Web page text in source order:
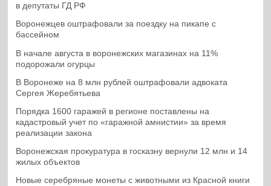
в депутаты ГД РФ
Воронежцев оштрафовали за поездку на пикапе с
бассейном
В начале августа в воронежских магазинах на 11%
подорожали огурцы
В Воронеже на 8 млн рублей оштрафовали адвоката
Сергея Жеребятьева
Порядка 1600 гаражей в регионе поставлены на
кадастровый учет по «гаражной амнистии» за время
реализации закона
Воронежская прокуратура в госказну вернули 12 млн и 14
жилых объектов
Новые серебряные монеты с животными из Красной книги